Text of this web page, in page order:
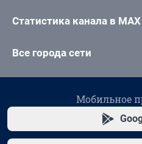
Статистика канала в MAX
Все города сети
Мобильное